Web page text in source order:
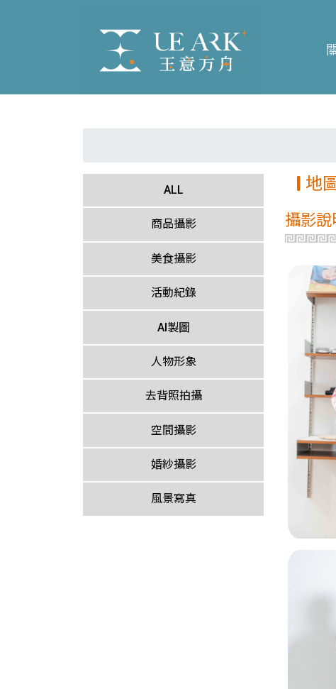
ALL
商品攝影
美食攝影
活動紀錄
AI製圖
人物形象
去背照拍攝
空間攝影
婚紗攝影
風景寫真
地
攝影說